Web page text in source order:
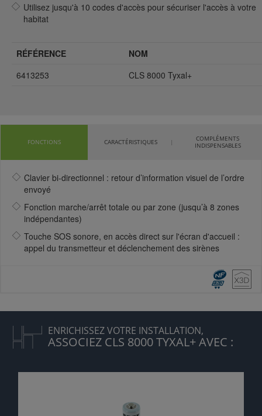
Utilisez jusqu'à 10 codes d'accès pour sécuriser l'accès à votre
habitat
RÉFÉRENCE
NOM
6413253
CLS 8000 Tyxal+
FONCTIONS CARACTÉRISTIQUES
COMPLÉMENTS
INDISPENSABLES
Clavier bi-directionnel : retour d’information visuel de l’ordre
envoyé
Fonction marche/arrêt totale ou par zone (jusqu’à 8 zones
indépendantes)
Touche SOS sonore, en accès direct sur l'écran d'accueil :
appel du transmetteur et déclenchement des sirènes
ENRICHISSEZ VOTRE INSTALLATION,
ASSOCIEZ CLS 8000 TYXAL+ AVEC :